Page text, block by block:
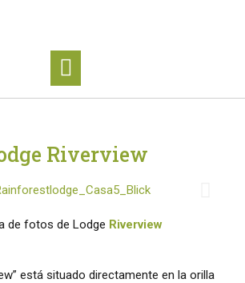
Riverview
de fotos de Lodge Riverview
está situado directamente en la orilla